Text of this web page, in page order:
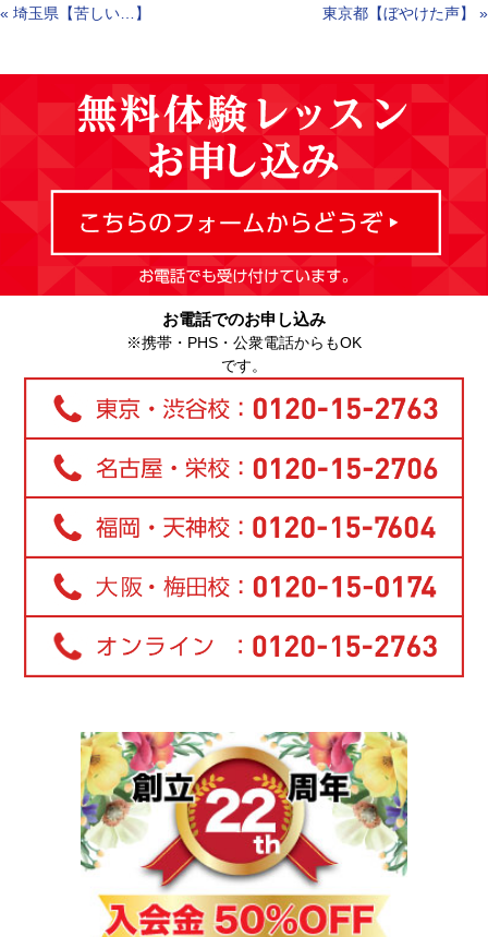
« 埼玉県【苦しい…】 東京都【ぼやけた声】 »
お電話でのお申し込み
※携帯・PHS・公衆電話からもOK
です。